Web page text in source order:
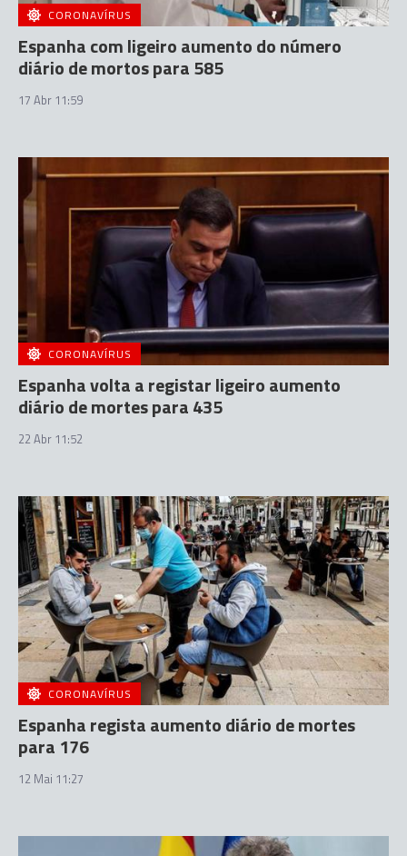
CORONAVÍRUS
Espanha com ligeiro aumento do número
diário de mortos para 585
17 Abr 11:59
CORONAVÍRUS
Espanha volta a registar ligeiro aumento
diário de mortes para 435
22 Abr 11:52
CORONAVÍRUS
Espanha regista aumento diário de mortes
para 176
12 Mai 11:27